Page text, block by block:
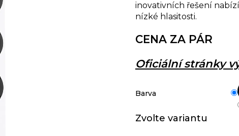
Zvolte variantu
Barva
inovativních řešení
nízké hlasitosti.
CENA ZA PÁR
Oficiální stránky